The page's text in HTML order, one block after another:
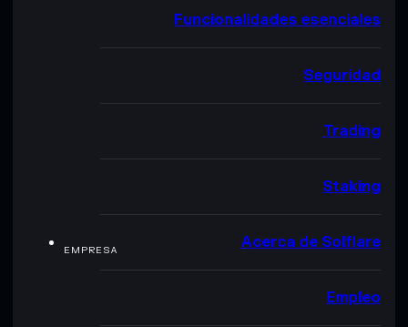
Funcionalidades esenciales
Seguridad
Trading
Staking
EMPRESA Acerca de Solflare
Empleo